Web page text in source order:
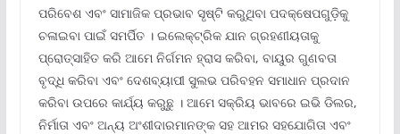
ପରିବେଶ ଏବଂ ସାମାଜିକ ପ୍ରଭାବ ସୃଷ୍ଟି କରୁଥିବା ପଦକ୍ଷେପଗୁଡ଼ିକୁ
ଚଳାଇବା ପାଇଁ ସମର୍ପିତ । ଇଲେକ୍ଟ୍ରିକ ଯାନ ଗ୍ରହଣୀୟତାକୁ
ପ୍ରୋତ୍ସାହିତ କରି ଆମେ ନିର୍ଗମନ ହ୍ରାସ କରିବା, ବାୟୁର ଗୁଣବତା
ବୃଦ୍ଧି କରିବା ଏବଂ ଦେଶବ୍ୟାପୀ ସୁଲଭ ପରିବହନ ସମାଧାନ ପ୍ରଦାନ
କରିବା ଉପରେ କାର୍ଯ୍ୟ କରୁଛୁ । ଆମେ ସକ୍ରିୟ ଭାବରେ ଇଭି ଡିଲର,
ନିର୍ମାତା ଏବଂ ଅନ୍ୟ ଅଂଶୀଦାରମାନଙ୍କ ସହ ଆମର ସହଯୋଗିତା ଏବଂ